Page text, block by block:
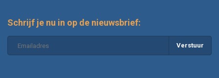
Schrijf je nu in op de nieuwsbrief:
Verstuur